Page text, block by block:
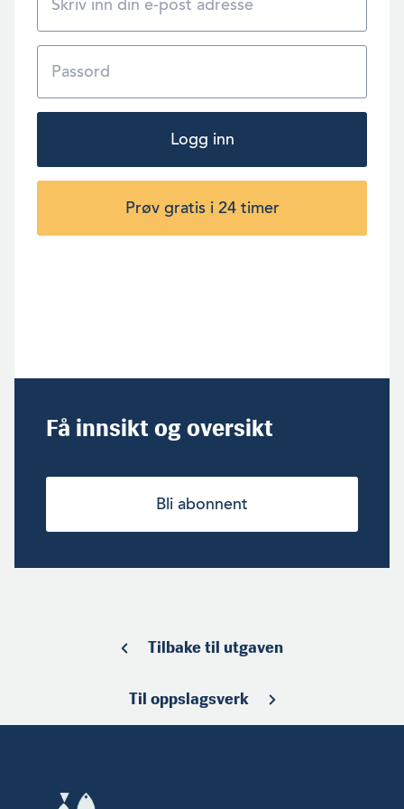
Logg inn
Prøv gratis i 24 timer
Få innsikt og oversikt
Bli abonnent
Tilbake til utgaven
Til oppslagsverk